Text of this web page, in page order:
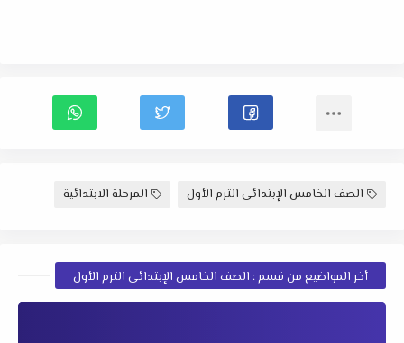
الصف الخامس الإبتدائى الترم الأول المرحلة الابتدائية
أخر المواضيع من قسم : الصف الخامس الإبتدائى الترم الأول